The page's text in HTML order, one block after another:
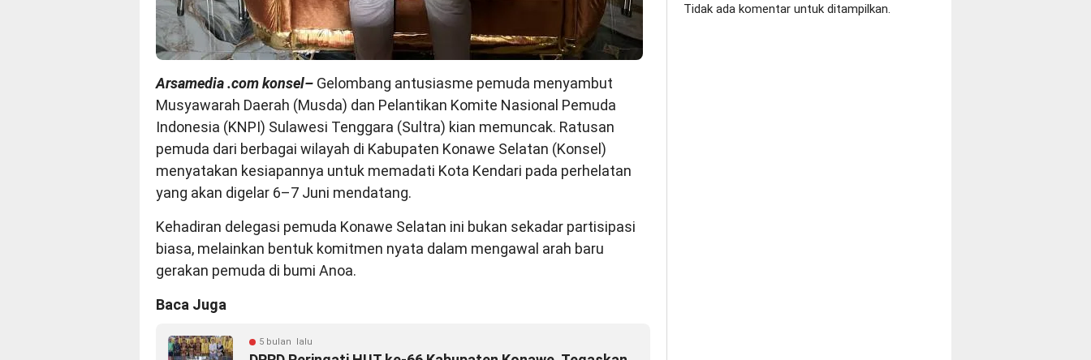
Arsamedia .com konsel– Gelombang antusiasme pemuda menyambut
Musyawarah Daerah (Musda) dan Pelantikan Komite Nasional Pemuda
Indonesia (KNPI) Sulawesi Tenggara (Sultra) kian memuncak. Ratusan
pemuda dari berbagai wilayah di Kabupaten Konawe Selatan (Konsel)
menyatakan kesiapannya untuk memadati Kota Kendari pada perhelatan
yang akan digelar 6–7 Juni mendatang.
Kehadiran delegasi pemuda Konawe Selatan ini bukan sekadar partisipasi
biasa, melainkan bentuk komitmen nyata dalam mengawal arah baru
gerakan pemuda di bumi Anoa.
Baca Juga
5 bulan lalu
Tidak ada komentar untuk ditampilkan.